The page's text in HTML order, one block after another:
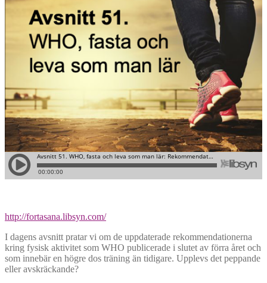
http://fortasana.libsyn.com/
I dagens avsnitt pratar vi om de uppdaterade rekommendationerna
kring fysisk aktivitet som WHO publicerade i slutet av förra året och
som innebär en högre dos träning än tidigare. Upplevs det peppande
eller avskräckande?